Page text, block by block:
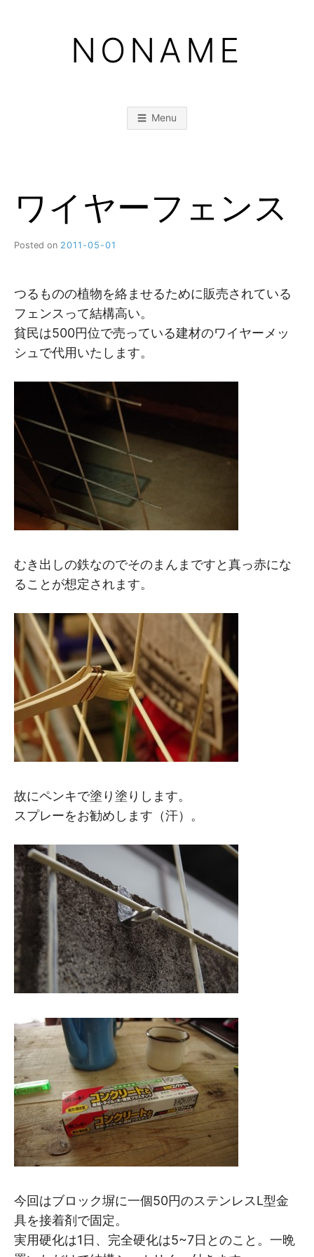
NONAME
Menu
ワイヤーフェンス
Posted on 2011-05-01
M
つるものの植物を絡ませるために販売されている
フェンスって結構高い。
貧民は500円位で売っている建材のワイヤーメッ
シュで代用いたします。
むき出しの鉄なのでそのまんまですと真っ赤にな
ることが想定されます。
故にペンキで塗り塗りします。
スプレーをお勧めします（汗）。
今回はブロック塀に一個50円のステンレスL型金
具を接着剤で固定。
実用硬化は1日、完全硬化は5~7日とのこと。一晩